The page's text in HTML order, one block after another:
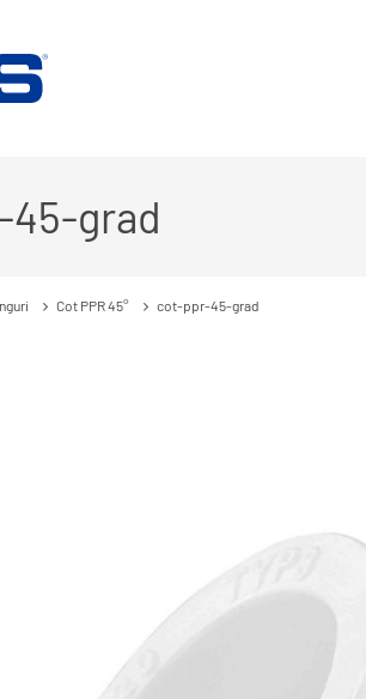
grad
Cot PPR 45° cot-ppr-45-grad